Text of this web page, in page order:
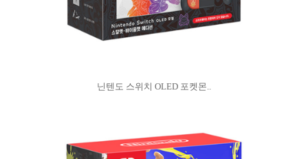
닌텐도 스위치 OLED 포켓몬..